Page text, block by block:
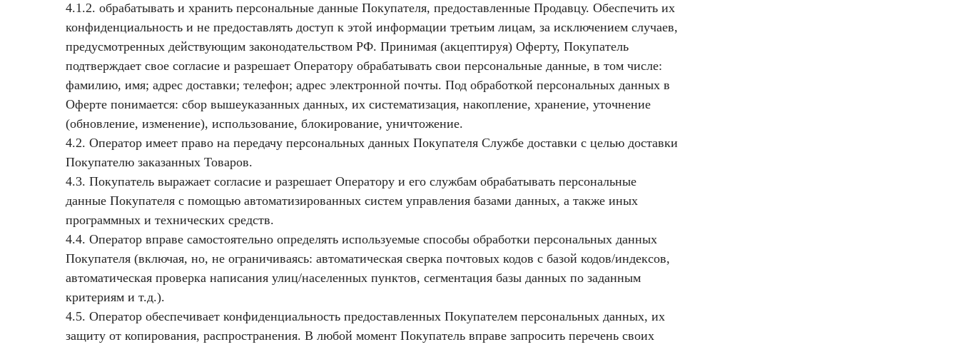
4.1.2. обрабатывать и хранить персональные данные Покупателя, предоставленные Продавцу. Обеспечить их
конфиденциальность и не предоставлять доступ к этой информации третьим лицам, за исключением случаев,
предусмотренных действующим законодательством РФ. Принимая (акцептируя) Оферту, Покупатель
подтверждает свое согласие и разрешает Оператору обрабатывать свои персональные данные, в том числе:
фамилию, имя; адрес доставки; телефон; адрес электронной почты. Под обработкой персональных данных в
Оферте понимается: сбор вышеуказанных данных, их систематизация, накопление, хранение, уточнение
(обновление, изменение), использование, блокирование, уничтожение.
4.2. Оператор имеет право на передачу персональных данных Покупателя Службе доставки с целью доставки
Покупателю заказанных Товаров.
4.3. Покупатель выражает согласие и разрешает Оператору и его службам обрабатывать персональные
данные Покупателя с помощью автоматизированных систем управления базами данных, а также иных
программных и технических средств.
4.4. Оператор вправе самостоятельно определять используемые способы обработки персональных данных
Покупателя (включая, но, не ограничиваясь: автоматическая сверка почтовых кодов с базой кодов/индексов,
автоматическая проверка написания улиц/населенных пунктов, сегментация базы данных по заданным
критериям и т.д.).
4.5. Оператор обеспечивает конфиденциальность предоставленных Покупателем персональных данных, их
защиту от копирования, распространения. В любой момент Покупатель вправе запросить перечень своих